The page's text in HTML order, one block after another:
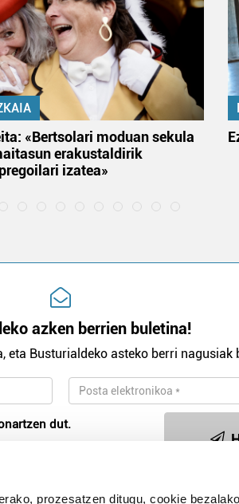
prozesatzen ditugu, cookie
«Bertsolari moduan sekula
erakustaldirik
izatea»
azken berrien buletina!
eta Busturialdeko asteko berri nagusiak
dut.